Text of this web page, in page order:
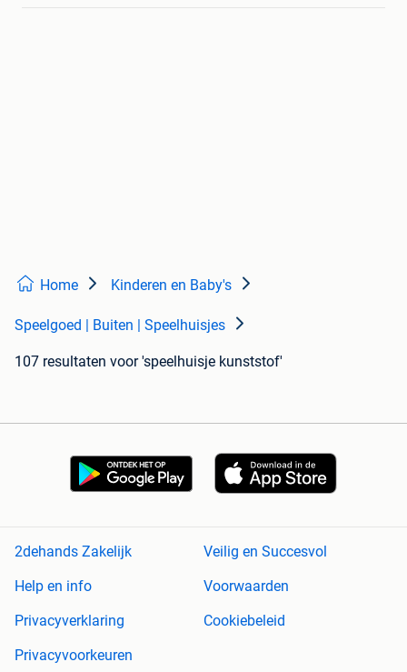
Home Kinderen en Baby's
Speelgoed | Buiten | Speelhuisjes
107 resultaten voor 'speelhuisje kunststof'
2dehands Zakelijk
Veilig en Succesvol
Help en info
Voorwaarden
Privacyverklaring
Cookiebeleid
Privacyvoorkeuren